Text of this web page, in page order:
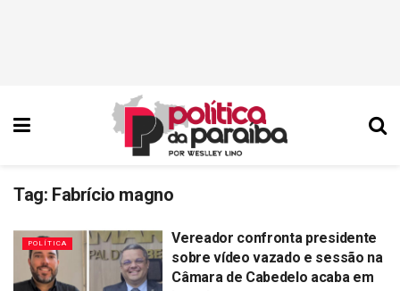
Tag: Fabrício magno
POLÍTICA
Vereador confronta presidente
sobre vídeo vazado e sessão na
Câmara de Cabedelo acaba em